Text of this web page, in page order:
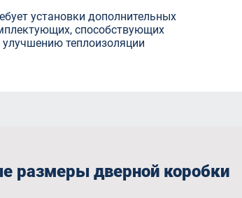
установки дополнительных
способствующих
улучшению теплоизоляции
размеры дверной коробки